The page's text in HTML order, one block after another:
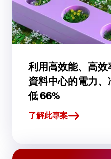
利用高效能、高
資料中心的電力
低 66%
了解此專案